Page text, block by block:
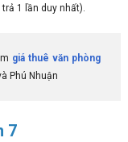
1 lần duy nhất).
giá thuê văn phòng
Phú Nhuận
7